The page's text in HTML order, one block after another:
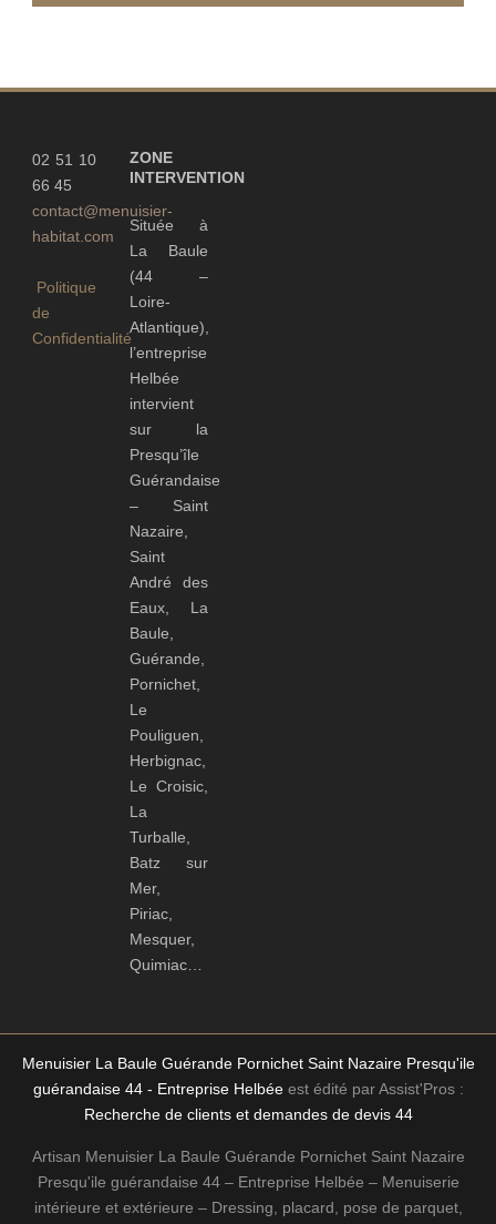
02 51 10
66 45
contact@menuisier-
habitat.com
Politique
de
Confidentialité
ZONE
INTERVENTION
Située à
La Baule
(44 –
Loire-
Atlantique),
l’entreprise
Helbée
intervient
sur la
Presqu’île
Guérandaise
– Saint
Nazaire,
Saint
André des
Eaux, La
Baule,
Guérande,
Pornichet,
Le
Pouliguen,
Herbignac,
Le Croisic,
La
Turballe,
Batz sur
Mer,
Piriac,
Mesquer,
Quimiac…
Menuisier La Baule Guérande Pornichet Saint Nazaire Presqu'ile
guérandaise 44 - Entreprise Helbéeest édité par Assist'Pros :
Recherche de clients et demandes de devis 44
Artisan Menuisier La Baule Guérande Pornichet Saint Nazaire
Presqu'ile guérandaise 44 – Entreprise Helbée – Menuiserie
intérieure et extérieure – Dressing, placard, pose de parquet,